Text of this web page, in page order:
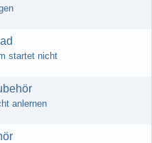
startet nicht
anlernen